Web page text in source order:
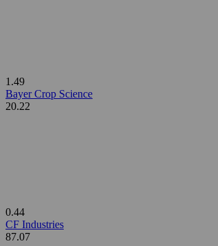
1.49
Bayer Crop Science
20.22
0.44
CF Industries
87.07